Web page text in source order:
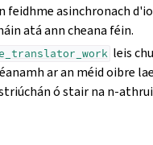
feidhme asinchronach
atá ann cheana féin.
leis
ar an méid oibre
ó stair na n-